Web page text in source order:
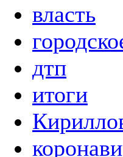
власть
дтп
итоги